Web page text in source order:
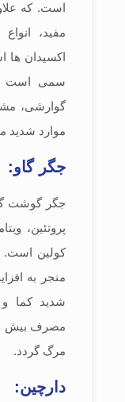
است. که
مفید،
اکسیدان
سمی است
گوارشی،
موارد شدید
جگر گاو:
جگر گوشت
منجر به
شدید کما
مصرف بیش
مرگ گردد.
دارچین: